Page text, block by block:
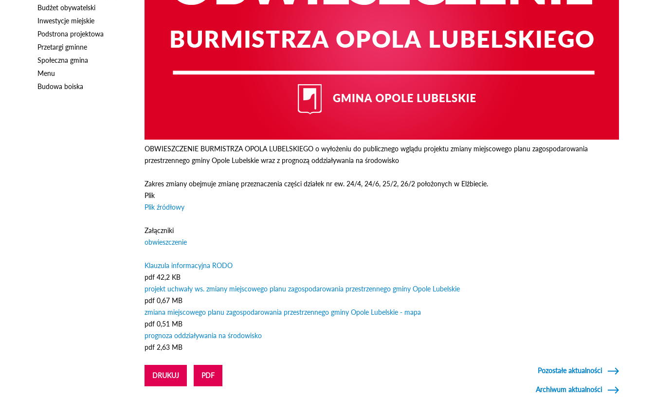
Budżet obywatelski
Inwestycje miejskie
Podstrona projektowa
Przetargi gminne
Społeczna gmina
Menu
Budowa boiska
OBWIESZCZENIE BURMISTRZA OPOLA LUBELSKIEGO o wyłożeniu do publicznego wglądu projektu zmiany miejscowego planu zagospodarowania
przestrzennego gminy Opole Lubelskie wraz z prognozą oddziaływania na środowisko
Zakres zmiany obejmuje zmianę przeznaczenia części działek nr ew. 24/4, 24/6, 25/2, 26/2 położonych w Elżbiecie.
Plik
Plik źródłowy
Załączniki
obwieszczenie
Klauzula informacyjna RODO
pdf 42,2 KB
projekt uchwały ws. zmiany miejscowego planu zagospodarowania przestrzennego gminy Opole Lubelskie
pdf 0,67 MB
zmiana miejscowego planu zagospodarowania przestrzennego gminy Opole Lubelskie - mapa
pdf 0,51 MB
prognoza oddziaływania na środowisko
pdf 2,63 MB
DRUKUJ PDF
Pozostałe aktualności
Archiwum aktualności